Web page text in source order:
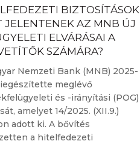
BIZTOSÍTÁSOK
JELENTENEK AZ MNB ÚJ
ELVÁRÁSAI A
SZÁMÁRA?
Nemzeti Bank (MNB) 2025-
meglévő
és -irányítási (POG)
amelyet 14/2025. (XII.9.)
adott ki. A bővítés
a hitelfedezeti